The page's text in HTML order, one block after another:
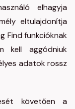
elhagyja
eltulajdonítja
Find funkcióknak
kell aggódniuk
adatok rossz
követően a